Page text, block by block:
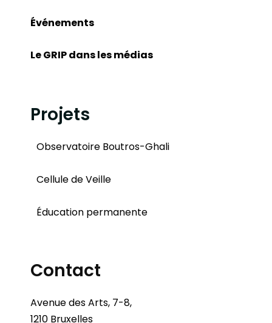
Événements
Le GRIP dans les médias
Projets
Observatoire Boutros-Ghali
Cellule de Veille
Éducation permanente
Contact
Avenue des Arts, 7-8,
1210 Bruxelles